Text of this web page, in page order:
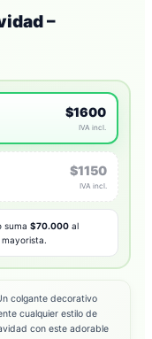
–
$1600
IVA incl.
$1150
IVA incl.
suma$70.000 al
colgante decorativo
cualquier estilo de
con este adorable